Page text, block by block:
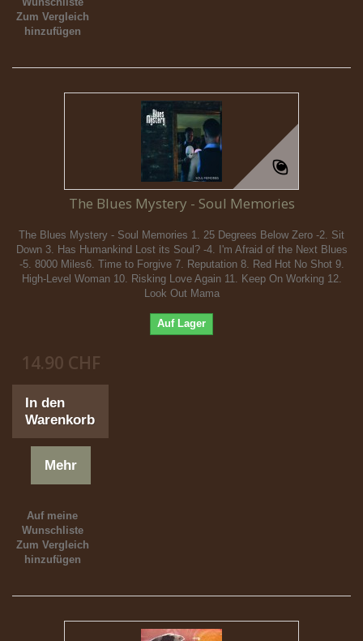
Zum Vergleich
hinzufügen
The Blues Mystery - Soul Memories
The Blues Mystery - Soul Memories 1. 25 Degrees Below Zero -2. Sit
Down 3. Has Humankind Lost its Soul? -4. I'm Afraid of the Next Blues
-5. 8000 Miles6. Time to Forgive 7. Reputation 8. Red Hot No Shot 9.
High-Level Woman 10. Risking Love Again 11. Keep On Working 12.
Look Out Mama
Auf Lager
14.90 CHF
In den
Warenkorb
Mehr
Auf meine
Wunschliste
Zum Vergleich
hinzufügen